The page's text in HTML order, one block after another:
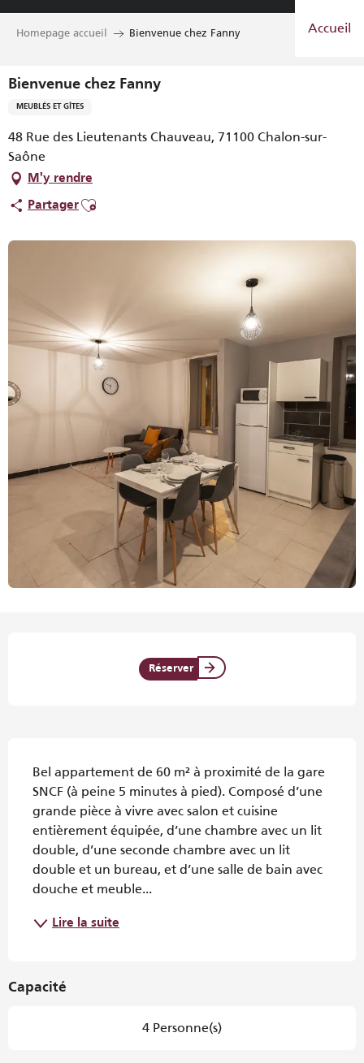
Aller
Accueil
Homepage accueil Bienvenue chez Fanny
Bienvenue chez Fanny
MEUBLÉS ET GÎTES
48 Rue des Lieutenants Chauveau, 71100 Chalon-sur-
Saône
M'y rendre
PartagerAjouter aux favoris
Réserver
Bel appartement de 60 m² à proximité de la gare
SNCF (à peine 5 minutes à pied). Composé d’une
grande pièce à vivre avec salon et cuisine
entièrement équipée, d’une chambre avec un lit
double, d’une seconde chambre avec un lit
double et un bureau, et d’une salle de bain avec
douche et meuble...
Lire la suite
Capacité
4 Personne(s)